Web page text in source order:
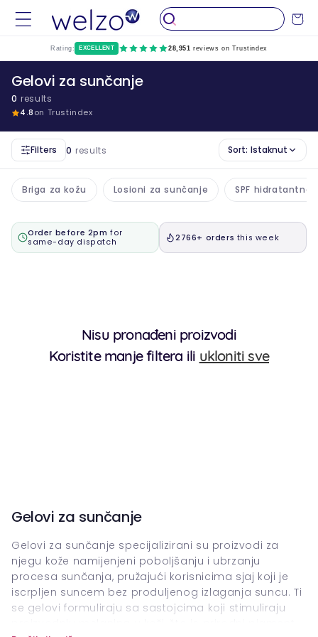
na
sadržaj
Kolica
Rating: EXCELLENT 28,951 reviews on Trustindex
Gelovi za sunčanje
0 results
4.8on Trustindex
Filters 0 results Sort: Istaknut
Briga za kožu Losioni za sunčanje SPF hidratantna
Order before 2pm for
same-day dispatch
2766+ orders this week
Nisu pronađeni proizvodi
Koristite manje filtera ili ukloniti sve
Gelovi za sunčanje
Gelovi za sunčanje specijalizirani su proizvodi za
njegu kože namijenjeni poboljšanju i ubrzanju
procesa sunčanja, pružajući korisnicima sjaj koji je
iscrpljen suncem bez produljenog izlaganja suncu. Ti
se gelovi formuliraju sa sastojcima koji stimuliraju